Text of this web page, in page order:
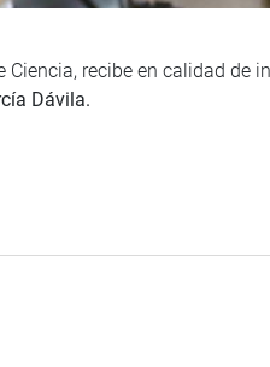
recibe en calidad de
Dávila.